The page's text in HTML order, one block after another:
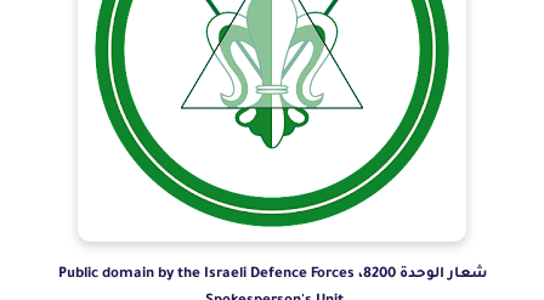
شعار الوحدة 8200، Public domain by the Israeli Defence Forces